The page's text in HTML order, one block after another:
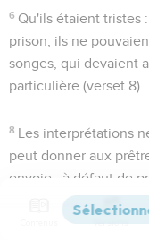
6 Qu'ils étaient tristes
prison, ils ne
songes, qui devaient
particulière (verset 8).
8 Les interprétations
peut donner aux
envoie ; à défaut de
nécessaire pour en
Versions